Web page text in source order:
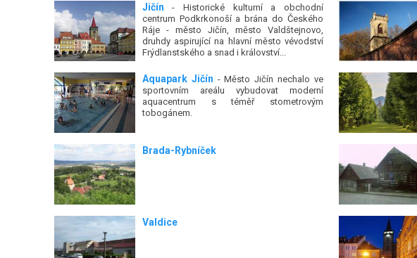
Jičín - Historické kulturní a obchodní
centrum Podkrkonoší a brána do Českého
Ráje - město Jičín, město Valdštejnovo,
druhdy aspirující na hlavní město vévodství
Frýdlanstského a snad i království...
Aquapark Jičín - Město Jičín nechalo ve
sportovním areálu vybudovat moderní
aquacentrum s téměř stometrovým
tobogánem.
Brada-Rybníček
Valdice